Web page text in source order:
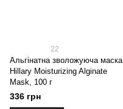
22
Альгінатна зволожуюча маска
Hillary Moisturizing Alginate
Mask, 100 г
336 грн